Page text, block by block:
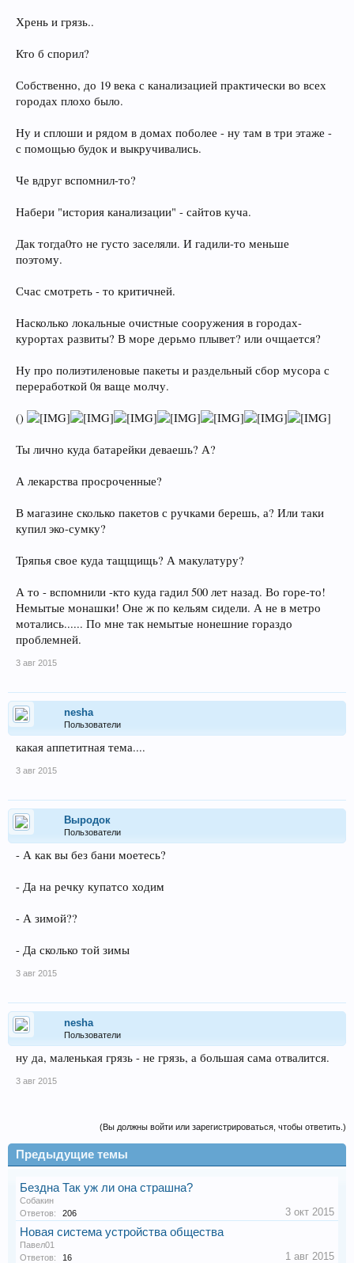
Хрень и грязь..
Кто б спорил?
Собственно, до 19 века с канализацией практически во всех
городах плохо было.
Ну и сплоши и рядом в домах поболее - ну там в три этаже -
с помощью будок и выкручивались.
Че вдруг вспомнил-то?
Набери "история канализации" - сайтов куча.
Дак тогда0то не густо заселяли. И гадили-то меньше
поэтому.
Счас смотреть - то критичней.
Насколько локальные очистные сооружения в городах-
курортах развиты? В море дерьмо плывет? или очщается?
Ну про полиэтиленовые пакеты и раздельный сбор мусора с
переработкой 0я ваще молчу.
()
Ты лично куда батарейки деваешь? А?
А лекарства просроченные?
В магазине сколько пакетов с ручками берешь, а? Или таки
купил эко-сумку?
Тряпья свое куда тащщищь? А макулатуру?
А то - вспомнили -кто куда гадил 500 лет назад. Во горе-то!
Немытые монашки! Оне ж по кельям сидели. А не в метро
мотались...... По мне так немытые нонешние гораздо
проблемней.
3 авг 2015
nesha
Пользователи
какая аппетитная тема....
3 авг 2015
Выродок
Пользователи
- А как вы без бани моетесь?
- Да на речку купатсо ходим
- А зимой??
- Да сколько той зимы
3 авг 2015
nesha
Пользователи
ну да, маленькая грязь - не грязь, а большая сама отвалится.
3 авг 2015
(Вы должны войти или зарегистрироваться, чтобы ответить.)
Предыдущие темы
Бездна Так уж ли она страшна?
Собакин
Ответов:
206 3 окт 2015
Новая система устройства общества
Павел01
Ответов:
16 1 авг 2015